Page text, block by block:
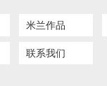
米兰作品
联系我们